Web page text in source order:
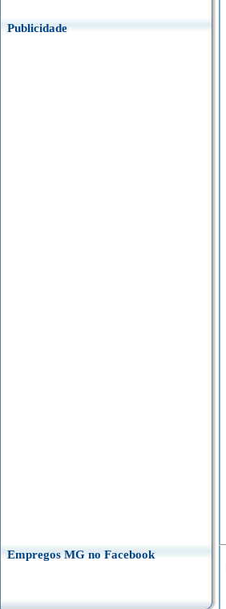
Publicidade
Empregos MG no Facebook